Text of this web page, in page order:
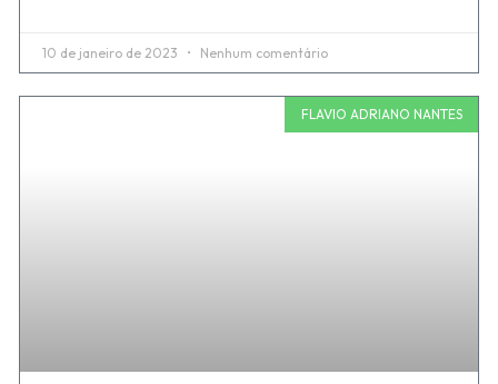
10 de janeiro de 2023 Nenhum comentário
FLAVIO ADRIANO NANTES